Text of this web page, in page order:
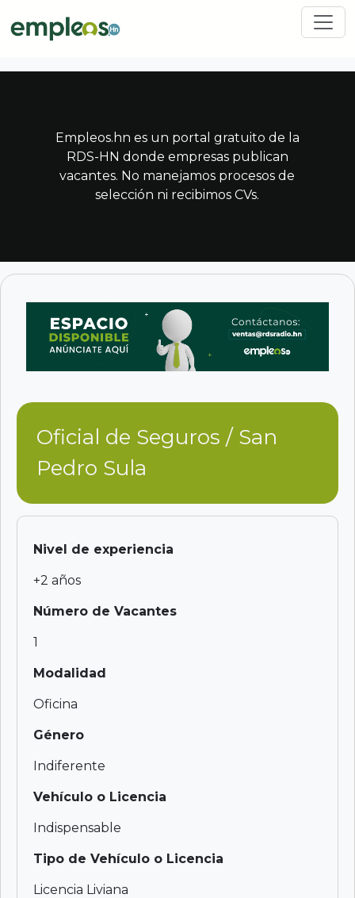
Pasar al contenido principal
Empleos.hn es un portal gratuito de la
RDS-HN donde empresas publican
vacantes. No manejamos procesos de
selección ni recibimos CVs.
Oficial de Seguros / San
Pedro Sula
Nivel de experiencia
+2 años
Número de Vacantes
1
Modalidad
Oficina
Género
Indiferente
Vehículo o Licencia
Indispensable
Tipo de Vehículo o Licencia
Licencia Liviana